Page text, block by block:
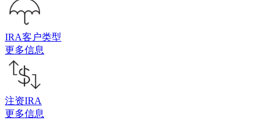
IRA客户类型
更多信息
注资IRA
更多信息